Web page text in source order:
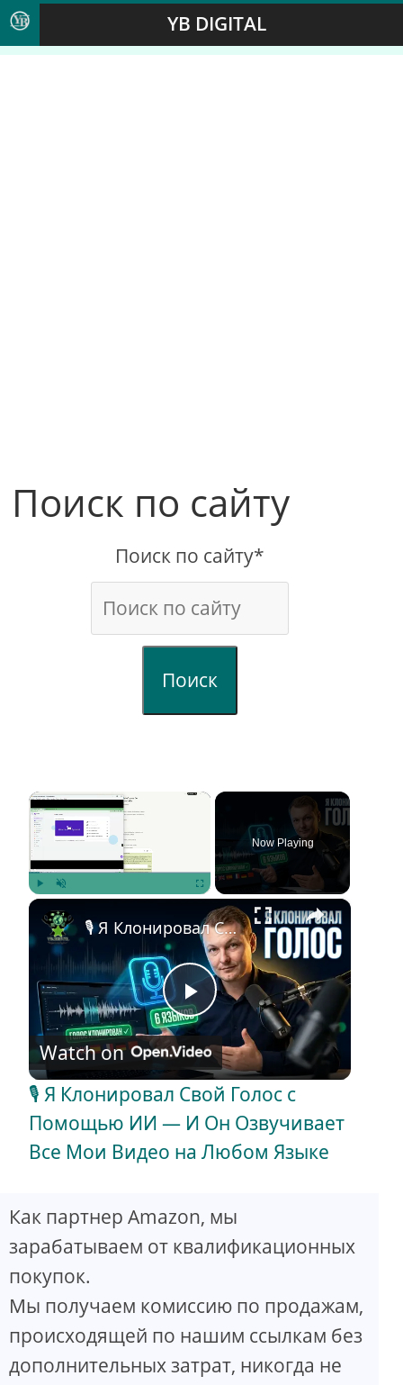
YB DIGITAL
Поиск по сайту
Поиск по сайту*
Поиск
×
Now Playing
×
P
l
a
V
d
🎙️ Я Клонировал Свой Голос с Помощью ИИ — И Он Озвучивает Все Мои Видео на Любом Языке
Watch on
🎙️ Я Клонировал Свой Голос с
Помощью ИИ — И Он Озвучивает
Все Мои Видео на Любом Языке
Как партнер Amazon, мы
зарабатываем от квалификационных
покупок.
Мы получаем комиссию по продажам,
происходящей по нашим ссылкам без
дополнительных затрат, никогда не